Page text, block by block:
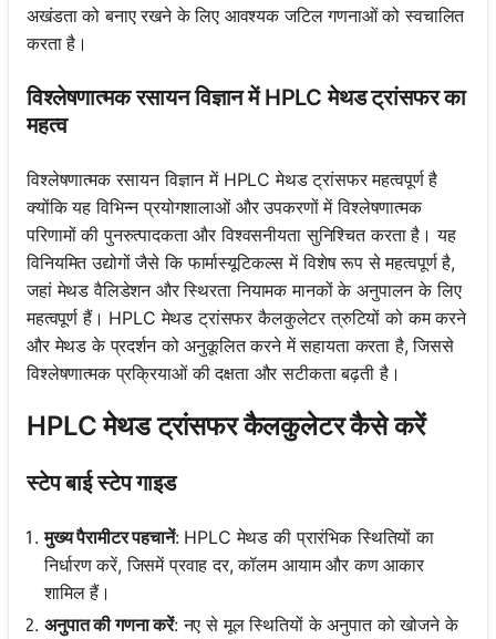
अखंडता को बनाए रखने के लिए आवश्यक जटिल गणनाओं को स्वचालित
करता है।
विश्लेषणात्मक रसायन विज्ञान में HPLC मेथड ट्रांसफर का
महत्व
विश्लेषणात्मक रसायन विज्ञान में HPLC मेथड ट्रांसफर महत्वपूर्ण है
क्योंकि यह विभिन्न प्रयोगशालाओं और उपकरणों में विश्लेषणात्मक
परिणामों की पुनरुत्पादकता और विश्वसनीयता सुनिश्चित करता है। यह
विनियमित उद्योगों जैसे कि फार्मास्यूटिकल्स में विशेष रूप से महत्वपूर्ण है,
जहां मेथड वैलिडेशन और स्थिरता नियामक मानकों के अनुपालन के लिए
महत्वपूर्ण हैं। HPLC मेथड ट्रांसफर कैलकुलेटर त्रुटियों को कम करने
और मेथड के प्रदर्शन को अनुकूलित करने में सहायता करता है, जिससे
विश्लेषणात्मक प्रक्रियाओं की दक्षता और सटीकता बढ़ती है।
HPLC मेथड ट्रांसफर कैलकुलेटर कैसे करें
स्टेप बाई स्टेप गाइड
मुख्य पैरामीटर पहचानें: HPLC मेथड की प्रारंभिक स्थितियों का
निर्धारण करें, जिसमें प्रवाह दर, कॉलम आयाम और कण आकार
शामिल हैं।
अनुपात की गणना करें: नए से मूल स्थितियों के अनुपात को खोजने के